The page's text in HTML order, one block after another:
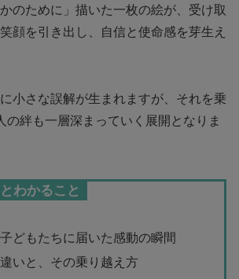
のために」描いた一枚の絵が、受け取
顔を引き出し、自信と使命感を芽生え
小さな誤解が生まれますが、それを乗
の絆も一層深まっていく展開となりま
わかること
どもたちに届いた感動の瞬間
いと、その乗り越え方